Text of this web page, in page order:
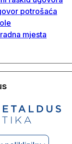
potrošaća
mjesta